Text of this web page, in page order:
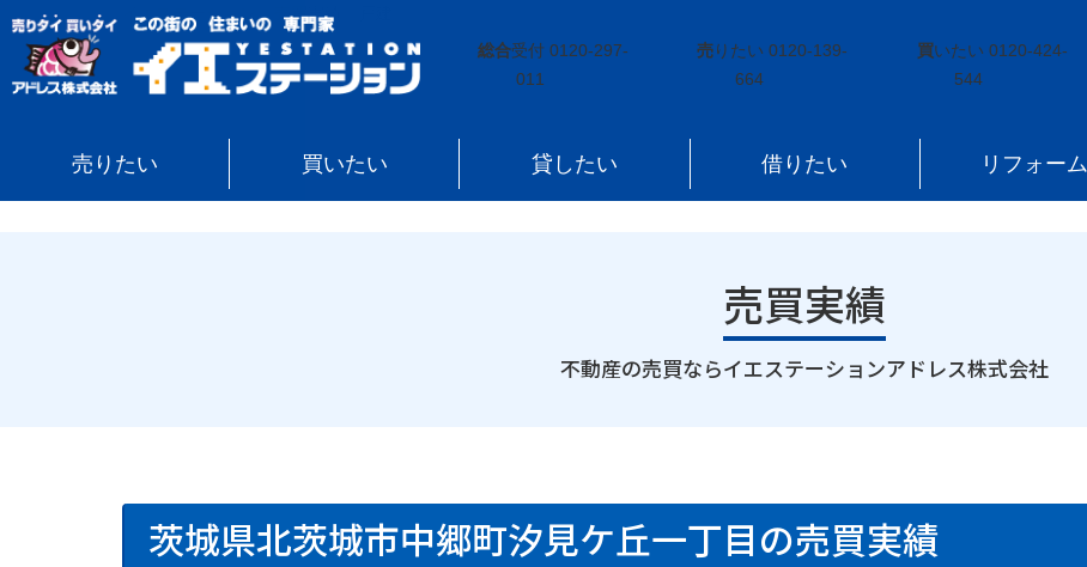
総合受付 0120-297-
011
売りたい 0120-139-
664
買いたい 0120-424-
544
売りたい 買いたい 貸したい 借りたい リフォーム
イエステーション » 売買実績
売買実績
｜
不動産の売買ならイエステーションアドレス株式会社
茨城県北茨城市中郷町汐見ケ丘一丁目の売買実績